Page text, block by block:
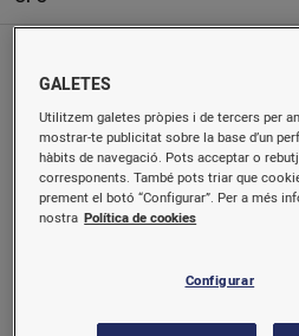
Ordenat per
GALETES
Utilitzem galetes pròpies i de tercers per
mostrar-te publicitat sobre la base d’un
hàbits de navegació. Pots acceptar o
corresponents. També pots triar que
prement el botó “Configurar”. Per a més
nostra Política de cookies
Configurar